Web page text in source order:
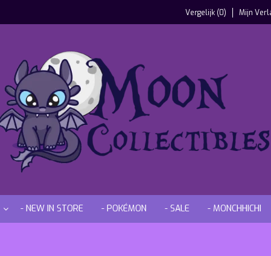
Vergelijk (0) Mijn
- NEW IN STORE - POKÉMON - SALE - MONCHHICHI